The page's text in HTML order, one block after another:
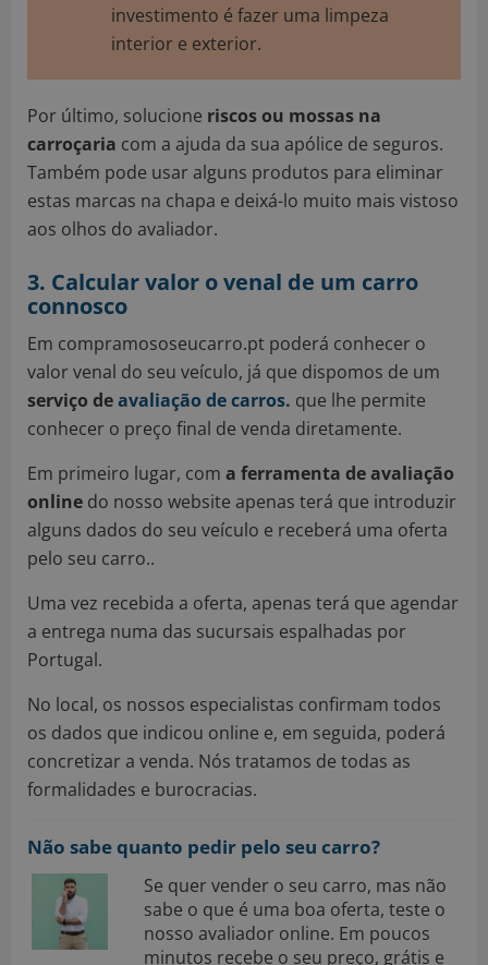
investimento é fazer uma limpeza
interior e exterior.
Por último, solucione riscos ou mossas na
carroçaria com a ajuda da sua apólice de seguros.
Também pode usar alguns produtos para eliminar
estas marcas na chapa e deixá-lo muito mais vistoso
aos olhos do avaliador.
3. Calcular valor o venal de um carro
connosco
Em compramososeucarro.pt poderá conhecer o
valor venal do seu veículo, já que dispomos de um
serviço deavaliação de carros. que lhe permite
conhecer o preço final de venda diretamente.
Em primeiro lugar, com a ferramenta de avaliação
online do nosso website apenas terá que introduzir
alguns dados do seu veículo e receberá uma oferta
pelo seu carro..
Uma vez recebida a oferta, apenas terá que agendar
a entrega numa das sucursais espalhadas por
Portugal.
No local, os nossos especialistas confirmam todos
os dados que indicou online e, em seguida, poderá
concretizar a venda. Nós tratamos de todas as
formalidades e burocracias.
Não sabe quanto pedir pelo seu carro?
Se quer vender o seu carro, mas não
sabe o que é uma boa oferta, teste o
nosso avaliador online. Em poucos
minutos recebe o seu preço, grátis e